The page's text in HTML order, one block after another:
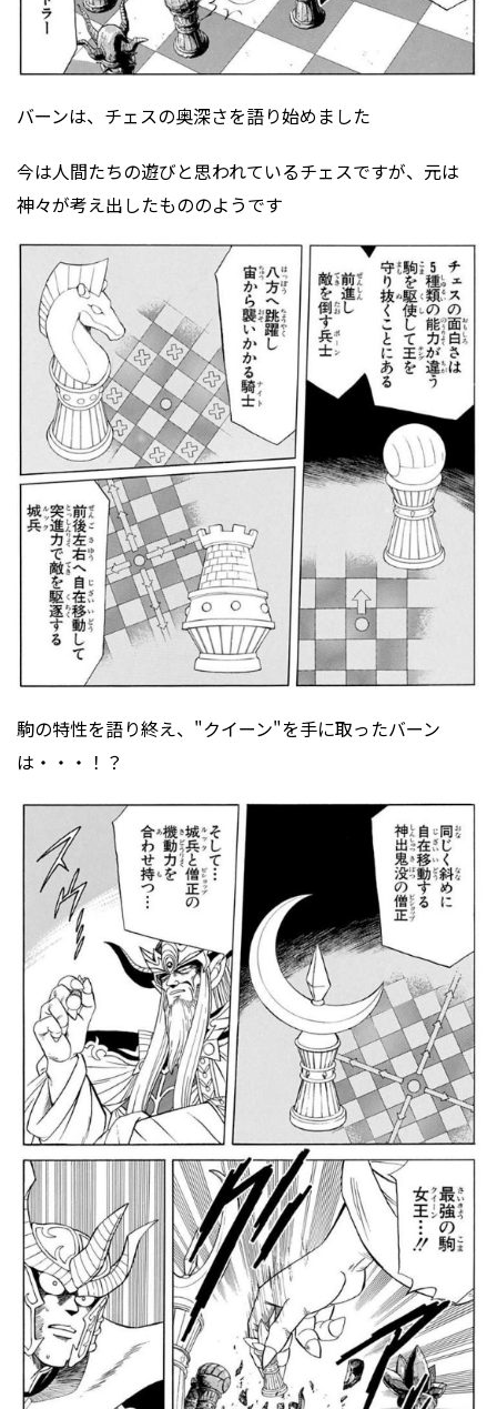
バーンは、チェスの奥深さを語り始めました
今は人間たちの遊びと思われているチェスですが、元は
神々が考え出したもののようです
駒の特性を語り終え、"クイーン"を手に取ったバーン
は・・・！？